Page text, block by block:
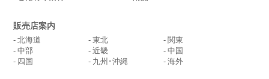
販売店案内
北海道 東北
関東
中部
近畿
中国
四国
九州･沖縄 海外